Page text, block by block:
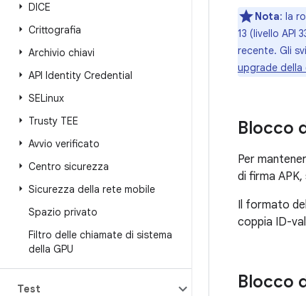
DICE
Crittografia
Archivio chiavi
API Identity Credential
SELinux
Trusty TEE
Avvio verificato
Centro sicurezza
Sicurezza della rete mobile
Spazio privato
Filtro delle chiamate di sistema
della GPU
Test
Nota: la
13 (livello API
recente. Gli
upgrade della
Blocco
Per
di firma
Il formato
coppia ID-
Blocco